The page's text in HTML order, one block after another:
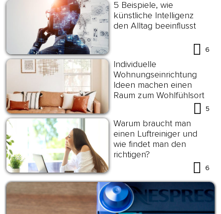
5 Beispiele, wie
künstliche Intelligenz
den Alltag beeinflusst
6
Individuelle
Wohnungseinrichtung
Ideen machen einen
Raum zum Wohlfühlsort
5
Warum braucht man
einen Luftreiniger und
wie findet man den
richtigen?
6